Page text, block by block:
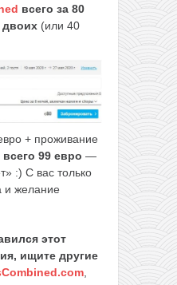
всего за 80
двоих (или 40
+ проживание
всего 99 евро —
:) С вас только
и желание
этот
ищите другие